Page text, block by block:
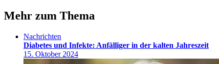
Mehr zum Thema
Nachrichten
Diabetes und Infekte: Anfälliger in der kalten Jahreszeit
15. Oktober 2024